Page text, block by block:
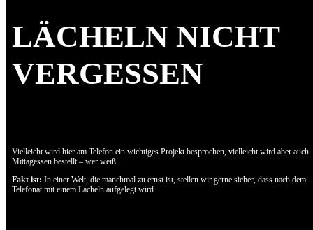
LÄCHELN NICHT
VERGESSEN
Vielleicht wird hier am Telefon ein wichtiges Projekt besprochen, vielleicht wird aber auch
Mittagessen bestellt – wer weiß.
Fakt ist: In einer Welt, die manchmal zu ernst ist, stellen wir gerne sicher, dass nach dem
Telefonat mit einem Lächeln aufgelegt wird.